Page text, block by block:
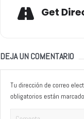
Get
DEJA UN COMENTARIO
Tu dirección de correo
obligatorios están